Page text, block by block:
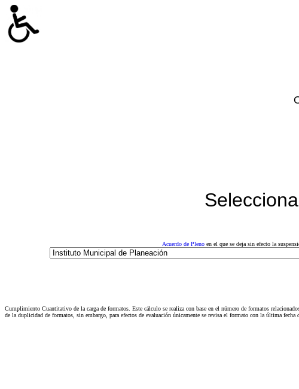
Acuerdo de Pleno en el que se deja sin efecto la
Cumplimiento Cuantitativo de la carga de formatos. Este cálculo se realiza con base en el número de formatos
de la duplicidad de formatos, sin embargo, para efectos de evaluación únicamente se revisa el formato con la última